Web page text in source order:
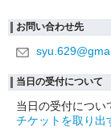
お問い合わせ先
当日の受付について
当日の受付につい
チケットを取り出